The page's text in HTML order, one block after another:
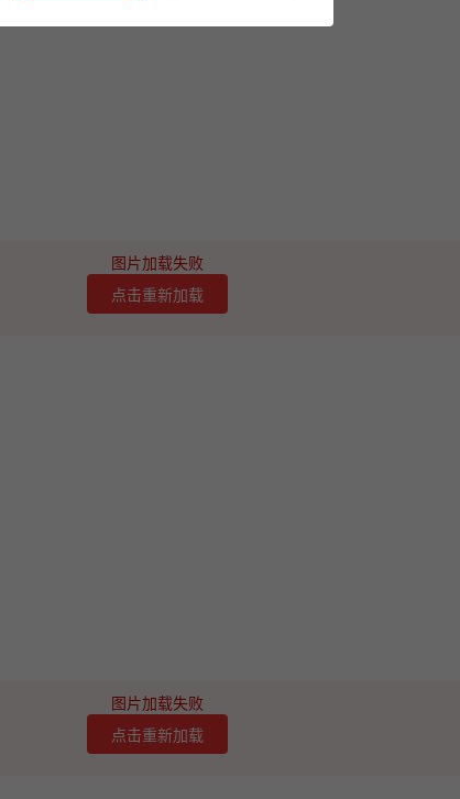
图片加载失败
点击重新加载
图片加载失败
点击重新加载